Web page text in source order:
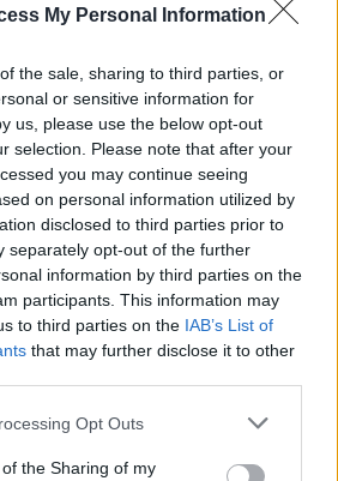
My Personal Information
the sale, sharing to third parties, or
or sensitive information for
us, please use the below opt-out
selection. Please note that after your
you may continue seeing
on personal information utilized by
disclosed to third parties prior to
separately opt-out of the further
information by third parties on the
participants. This information may
to third parties on the IAB’s List of
that may further disclose it to other
app uses one or more Google
or usage behaviour. You may click to
Opt Outs
the Sharing of my
készül ez a
curry
hogy bent inkább